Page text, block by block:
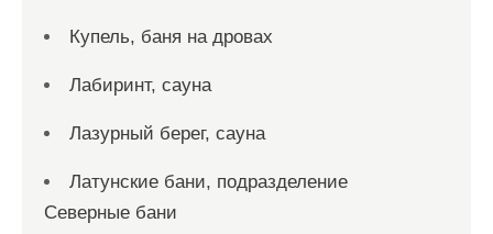
Купель, баня на дровах
Лабиринт, сауна
Лазурный берег, сауна
Латунские бани, подразделение
Северные бани